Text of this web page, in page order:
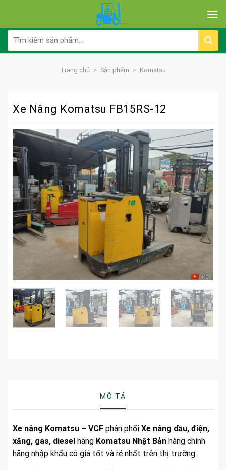
content
kiếm:
Trang chủ > Sản phẩm > Komatsu
Xe Nâng Komatsu FB15RS-12
MÔ TẢ
Xe nâng Komatsu – VCFphân phối Xe nâng dầu, điện,
xăng, gas, diesel hãng Komatsu Nhật Bảnhàng chính
hãng nhập khẩu có giá tốt và rẻ nhất trên thị trường.